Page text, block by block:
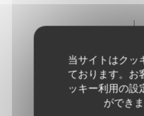
当サイトはクッ
ております。お
ッキー利用の設
ができま
Nos
CÔTE À